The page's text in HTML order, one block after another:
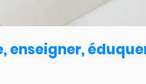
éduquer